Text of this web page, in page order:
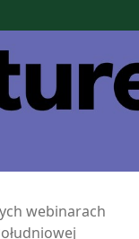
webinarach